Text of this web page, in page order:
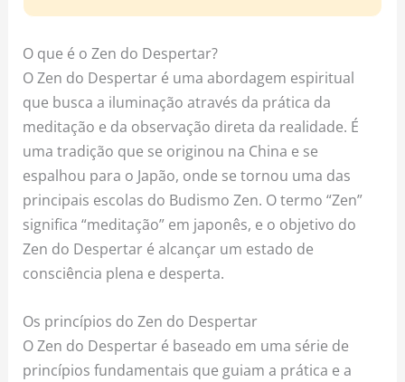
O que é o Zen do Despertar?
O Zen do Despertar é uma abordagem espiritual
que busca a iluminação através da prática da
meditação e da observação direta da realidade. É
uma tradição que se originou na China e se
espalhou para o Japão, onde se tornou uma das
principais escolas do Budismo Zen. O termo “Zen”
significa “meditação” em japonês, e o objetivo do
Zen do Despertar é alcançar um estado de
consciência plena e desperta.
Os princípios do Zen do Despertar
O Zen do Despertar é baseado em uma série de
princípios fundamentais que guiam a prática e a